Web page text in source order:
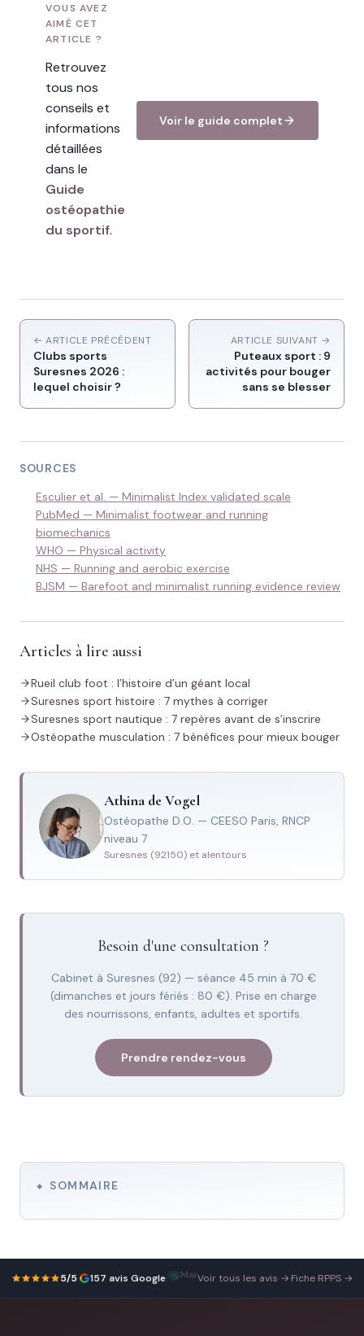
VOUS AVEZ
AIMÉ CET
ARTICLE ?
Retrouvez
tous nos
conseils et
informations
détaillées
dans le
Guide
ostéopathie
du sportif.
Voir le guide complet
← ARTICLE PRÉCÉDENT
Clubs sports
Suresnes 2026 :
lequel choisir ?
ARTICLE SUIVANT →
Puteaux sport : 9
activités pour bouger
sans se blesser
SOURCES
Esculier et al. — Minimalist Index validated scale
PubMed — Minimalist footwear and running
biomechanics
WHO — Physical activity
NHS — Running and aerobic exercise
BJSM — Barefoot and minimalist running evidence review
Articles à lire aussi
Rueil club foot : l’histoire d’un géant local
Suresnes sport histoire : 7 mythes à corriger
Suresnes sport nautique : 7 repères avant de s’inscrire
Ostéopathe musculation : 7 bénéfices pour mieux bouger
Athina de Vogel
Ostéopathe D.O. — CEESO Paris, RNCP
niveau 7
Suresnes (92150) et alentours
Besoin d'une consultation ?
Cabinet à Suresnes (92) — séance 45 min à 70 €
(dimanches et jours fériés : 80 €). Prise en charge
des nourrissons, enfants, adultes et sportifs.
Prendre rendez-vous
SOMMAIRE
5/5· 157 avis Google· Ariane Chion 23 juin 2026
Très
Voir tous les avis →·Fiche RPPS →